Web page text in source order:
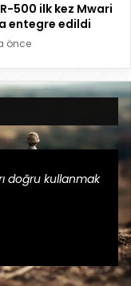
500 ilk kez Mwari
entegre edildi
önce
doğru kullanmak